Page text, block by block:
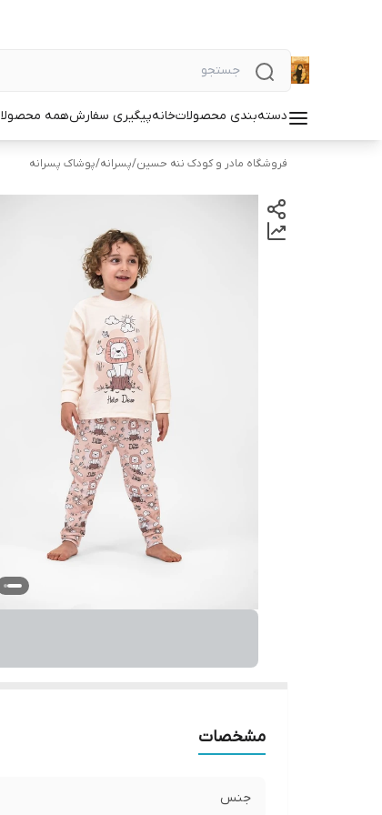
دسته‌بندی محصولاتخانهپیگیری سفارشهمه
فروشگاه مادر و کودک ننه حسین/پسرانه/پوشاک پسرانه
مشخصات
جنس